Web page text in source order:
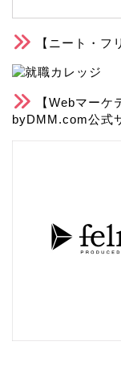
【ニート・
【Webマー
byDMM.com公式